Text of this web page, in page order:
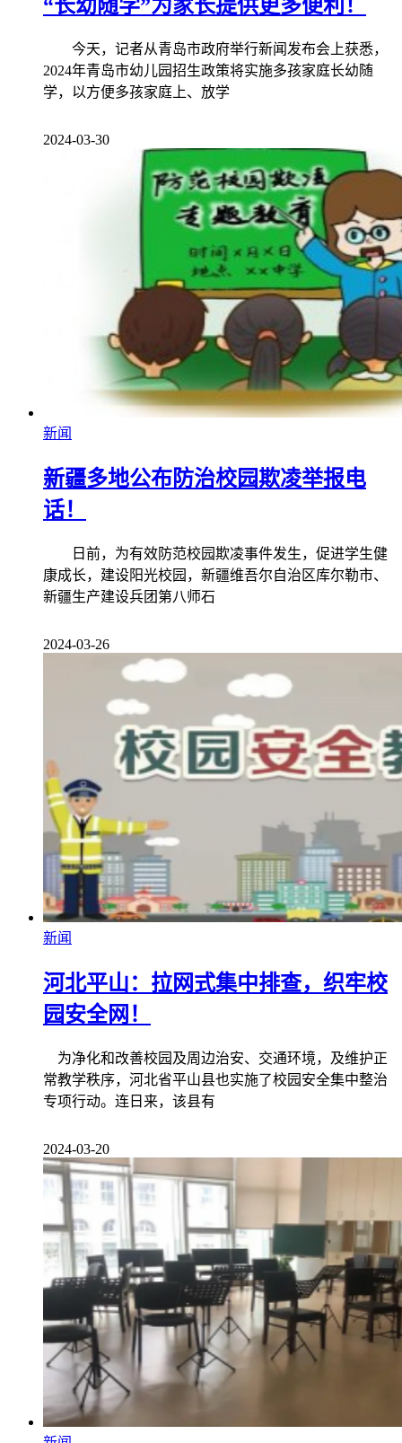
“长幼随学”为家长提供更多便利！
今天，记者从青岛市政府举行新闻发布会上获悉，
2024年青岛市幼儿园招生政策将实施多孩家庭长幼随
学，以方便多孩家庭上、放学
2024-03-30
新闻
新疆多地公布防治校园欺凌举报电
话！
日前，为有效防范校园欺凌事件发生，促进学生健
康成长，建设阳光校园，新疆维吾尔自治区库尔勒市、
新疆生产建设兵团第八师石
2024-03-26
新闻
河北平山：拉网式集中排查，织牢校
园安全网！
为净化和改善校园及周边治安、交通环境，及维护正
常教学秩序，河北省平山县也实施了校园安全集中整治
专项行动。连日来，该县有
2024-03-20